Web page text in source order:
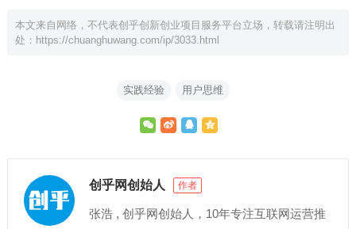
本文来自网络，不代表创乎创新创业项目服务平台立场，转载请注明出
处： https://chuanghuwang.com/ip/3033.html
实践经验 用户思维
创乎网创始人 作者
张浩 , 创乎网创始人，10年专注互联网运营推